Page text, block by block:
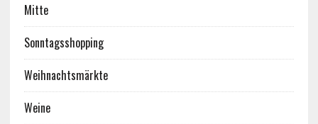
Mitte
Sonntagsshopping
Weihnachtsmärkte
Weine